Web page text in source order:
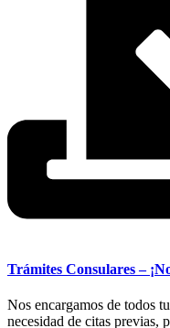
Trámites Consulares –
Nos encargamos de todos
necesidad de citas previas,